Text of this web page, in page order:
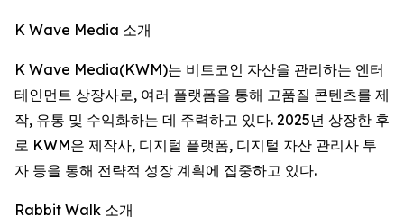
K Wave Media 소개
K Wave Media(KWM)는 비트코인 자산을 관리하는 엔터
테인먼트 상장사로, 여러 플랫폼을 통해 고품질 콘텐츠를 제
작, 유통 및 수익화하는 데 주력하고 있다. 2025년 상장한 후
로 KWM은 제작사, 디지털 플랫폼, 디지털 자산 관리사 투
자 등을 통해 전략적 성장 계획에 집중하고 있다.
Rabbit Walk 소개